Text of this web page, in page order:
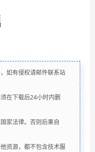
如有侵权请邮件联系站
在下载后24小时内删
家法律。否则后果自
资源，都不包含技术服